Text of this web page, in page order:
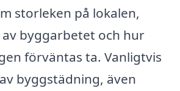
storleken på lokalen,
byggarbetet och hur
förväntas ta. Vanligtvis
byggstädning, även